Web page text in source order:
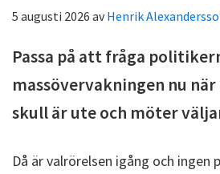
5 augusti 2026 avHenrik
Passa på att fråga
massövervakningen nu
skull är ute och möter
Då är valrörelsen igång och